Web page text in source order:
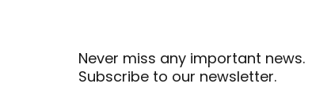
Never miss any important news.
Subscribe to our newsletter.